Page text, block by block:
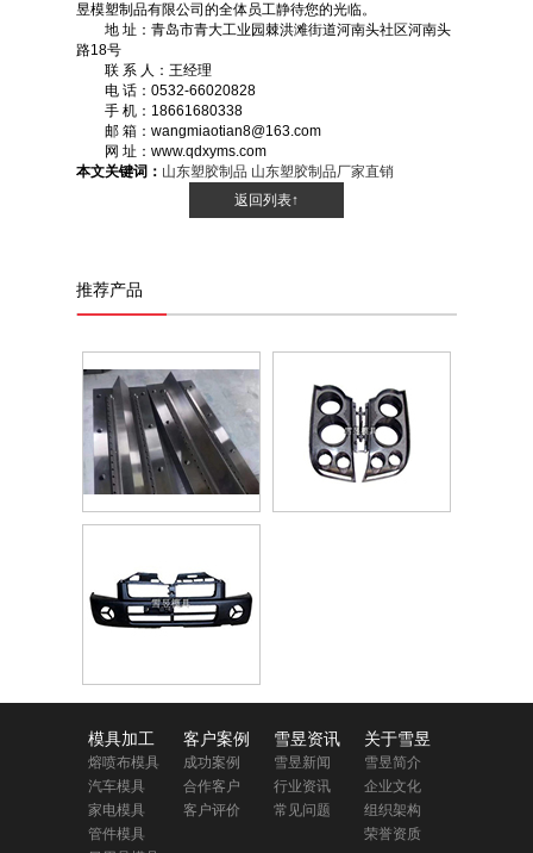
昱模塑制品有限公司的全体员工静待您的光临。
地 址：青岛市青大工业园棘洪滩街道河南头社区河南头
路18号
联 系 人：王经理
电 话：0532-66020828
手 机：18661680338
邮 箱：wangmiaotian8@163.com
网 址：www.qdxyms.com
本文关键词： 山东塑胶制品 山东塑胶制品厂家直销
返回列表↑
推荐产品
模具加工
熔喷布模具
汽车模具
家电模具
管件模具
客户案例
成功案例
合作客户
客户评价
雪昱资讯
雪昱新闻
行业资讯
常见问题
关于雪昱
雪昱简介
企业文化
组织架构
荣誉资质